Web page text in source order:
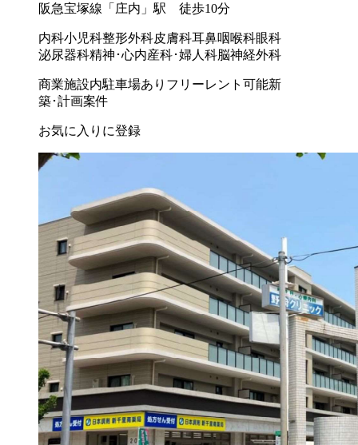
阪急宝塚線「庄内」駅 徒歩10分
内科小児科整形外科皮膚科耳鼻咽喉科眼科
泌尿器科精神･心内産科･婦人科脳神経外科
商業施設内駐車場あり フリーレント可能新
築･計画案件
お気に入りに登録